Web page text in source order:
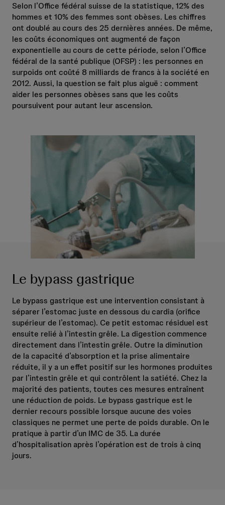
Selon l’Office fédéral suisse de la statistique, 12% des
hommes et 10% des femmes sont obèses. Les chiffres
ont doublé au cours des 25 dernières années. De même,
les coûts économiques ont augmenté de façon
exponentielle au cours de cette période, selon l’Office
fédéral de la santé publique (OFSP) : les personnes en
surpoids ont coûté 8 milliards de francs à la société en
2012. Aussi, la question se fait plus aiguë : comment
aider les personnes obèses sans que les coûts
poursuivent pour autant leur ascension.
Le bypass gastrique
Le bypass gastrique est une intervention consistant à
séparer l’estomac juste en dessous du cardia (orifice
supérieur de l’estomac). Ce petit estomac résiduel est
ensuite relié à l’intestin grêle. La digestion commence
directement dans l’intestin grêle. Outre la diminution
de la capacité d’absorption et la prise alimentaire
réduite, il y a un effet positif sur les hormones produites
par l’intestin grêle et qui contrôlent la satiété. Chez la
majorité des patients, toutes ces mesures entraînent
une réduction de poids. Le bypass gastrique est le
dernier recours possible lorsque aucune des voies
classiques ne permet une perte de poids durable. On le
pratique à partir d’un IMC de 35. La durée
d’hospitalisation après l’opération est de trois à cinq
jours.